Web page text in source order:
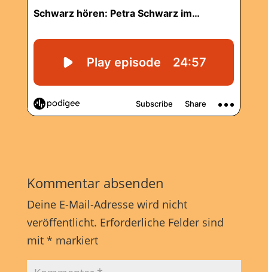
Kommentar absenden
Deine E-Mail-Adresse wird nicht
veröffentlicht. Erforderliche Felder sind
mit * markiert